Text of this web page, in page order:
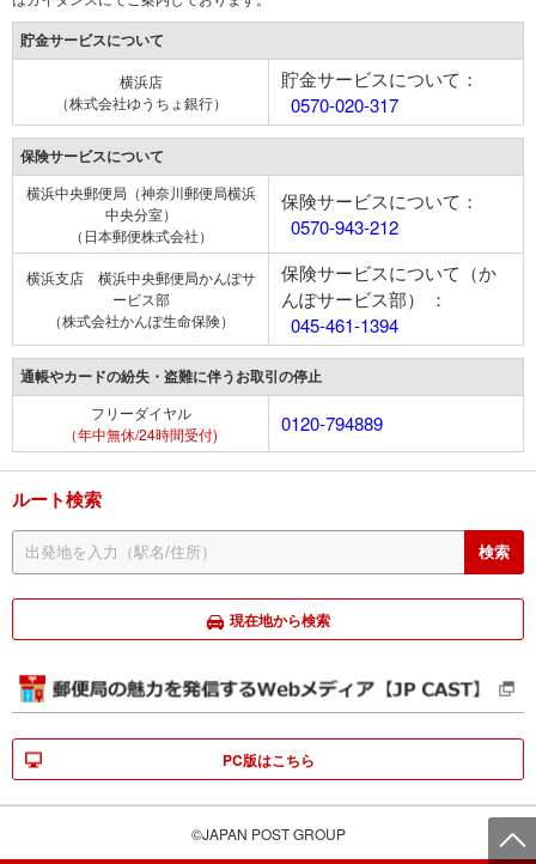
貯金サービスについて
横浜店
（株式会社ゆうちょ銀行）
貯金サービスについて：
0570-020-317
保険サービスについて
横浜中央郵便局（神奈川郵便局横浜
中央分室）
（日本郵便株式会社）
保険サービスについて：
0570-943-212
横浜支店 横浜中央郵便局かんぽサ
ービス部
（株式会社かんぽ生命保険）
保険サービスについて（か
んぽサービス部） ：
045-461-1394
通帳やカードの紛失・盗難に伴うお取引の停止
フリーダイヤル
（年中無休/24時間受付)
0120-794889
ルート検索
現在地から検索
PC版はこちら
©JAPAN POST GROUP